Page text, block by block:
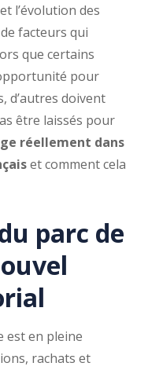
l’évolution des
facteurs qui
que certains
pour
d’autres doivent
être laissés pour
réellement dans
et comment cela
parc de
est en pleine
rachats et